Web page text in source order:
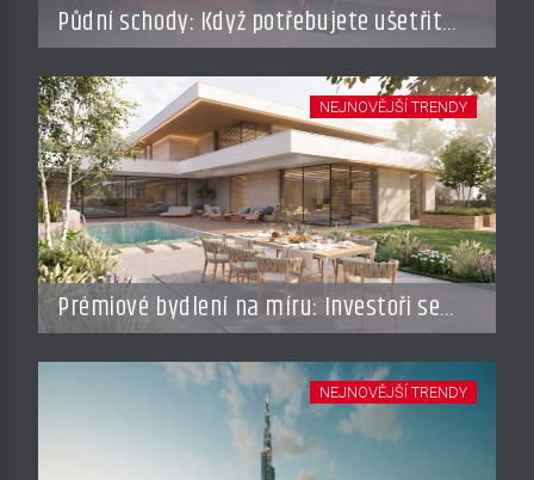
Půdní schody: Když potřebujete ušetřit
místo, ale nechcete dělat kompromisy
Prémiové bydlení na míru: Investoři se
vracejí do Česka, roste zájem o top
adresy i byty a domy za stovky milionů
NEJNOVĚJŠÍ TRENDY
NEJNOVĚJŠÍ TRENDY